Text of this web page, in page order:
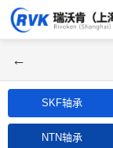
←
SKF轴承
NTN轴承